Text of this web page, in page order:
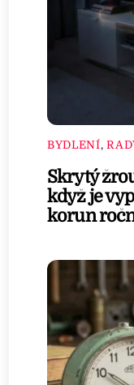
BYDLENÍ,
Skrytý
když je
korun